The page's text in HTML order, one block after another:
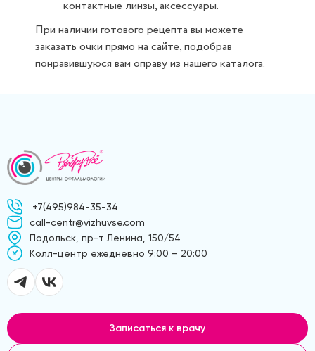
контактные линзы, аксессуары.
При наличии готового рецепта вы можете
заказать очки прямо на сайте, подобрав
понравившуюся вам оправу из нашего каталога.
+7(495)984-35-34
call-centr@vizhuvse.com
Подольск, пр-т Ленина, 150/54
Kолл-центр ежедневно 9:00 – 20:00
Записаться к врачу